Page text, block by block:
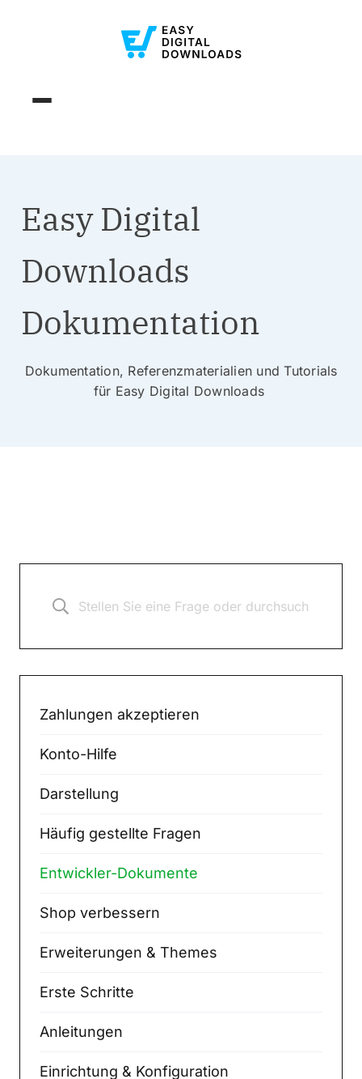
Easy Digital
Downloads
Dokumentation
Dokumentation, Referenzmaterialien und Tutorials
für Easy Digital Downloads
Zahlungen akzeptieren
Konto-Hilfe
Darstellung
Häufig gestellte Fragen
Entwickler-Dokumente
Shop verbessern
Erweiterungen & Themes
Erste Schritte
Anleitungen
Einrichtung & Konfiguration